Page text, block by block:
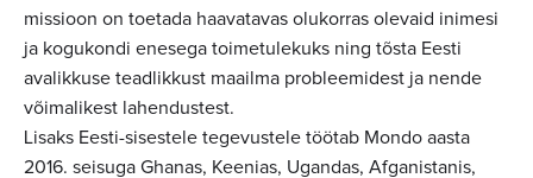
missioon on toetada haavatavas olukorras olevaid inimesi
ja kogukondi enesega toimetulekuks ning tõsta Eesti
avalikkuse teadlikkust maailma probleemidest ja nende
võimalikest lahendustest.
Lisaks Eesti-sisestele tegevustele töötab Mondo aasta
2016. seisuga Ghanas, Keenias, Ugandas, Afganistanis,